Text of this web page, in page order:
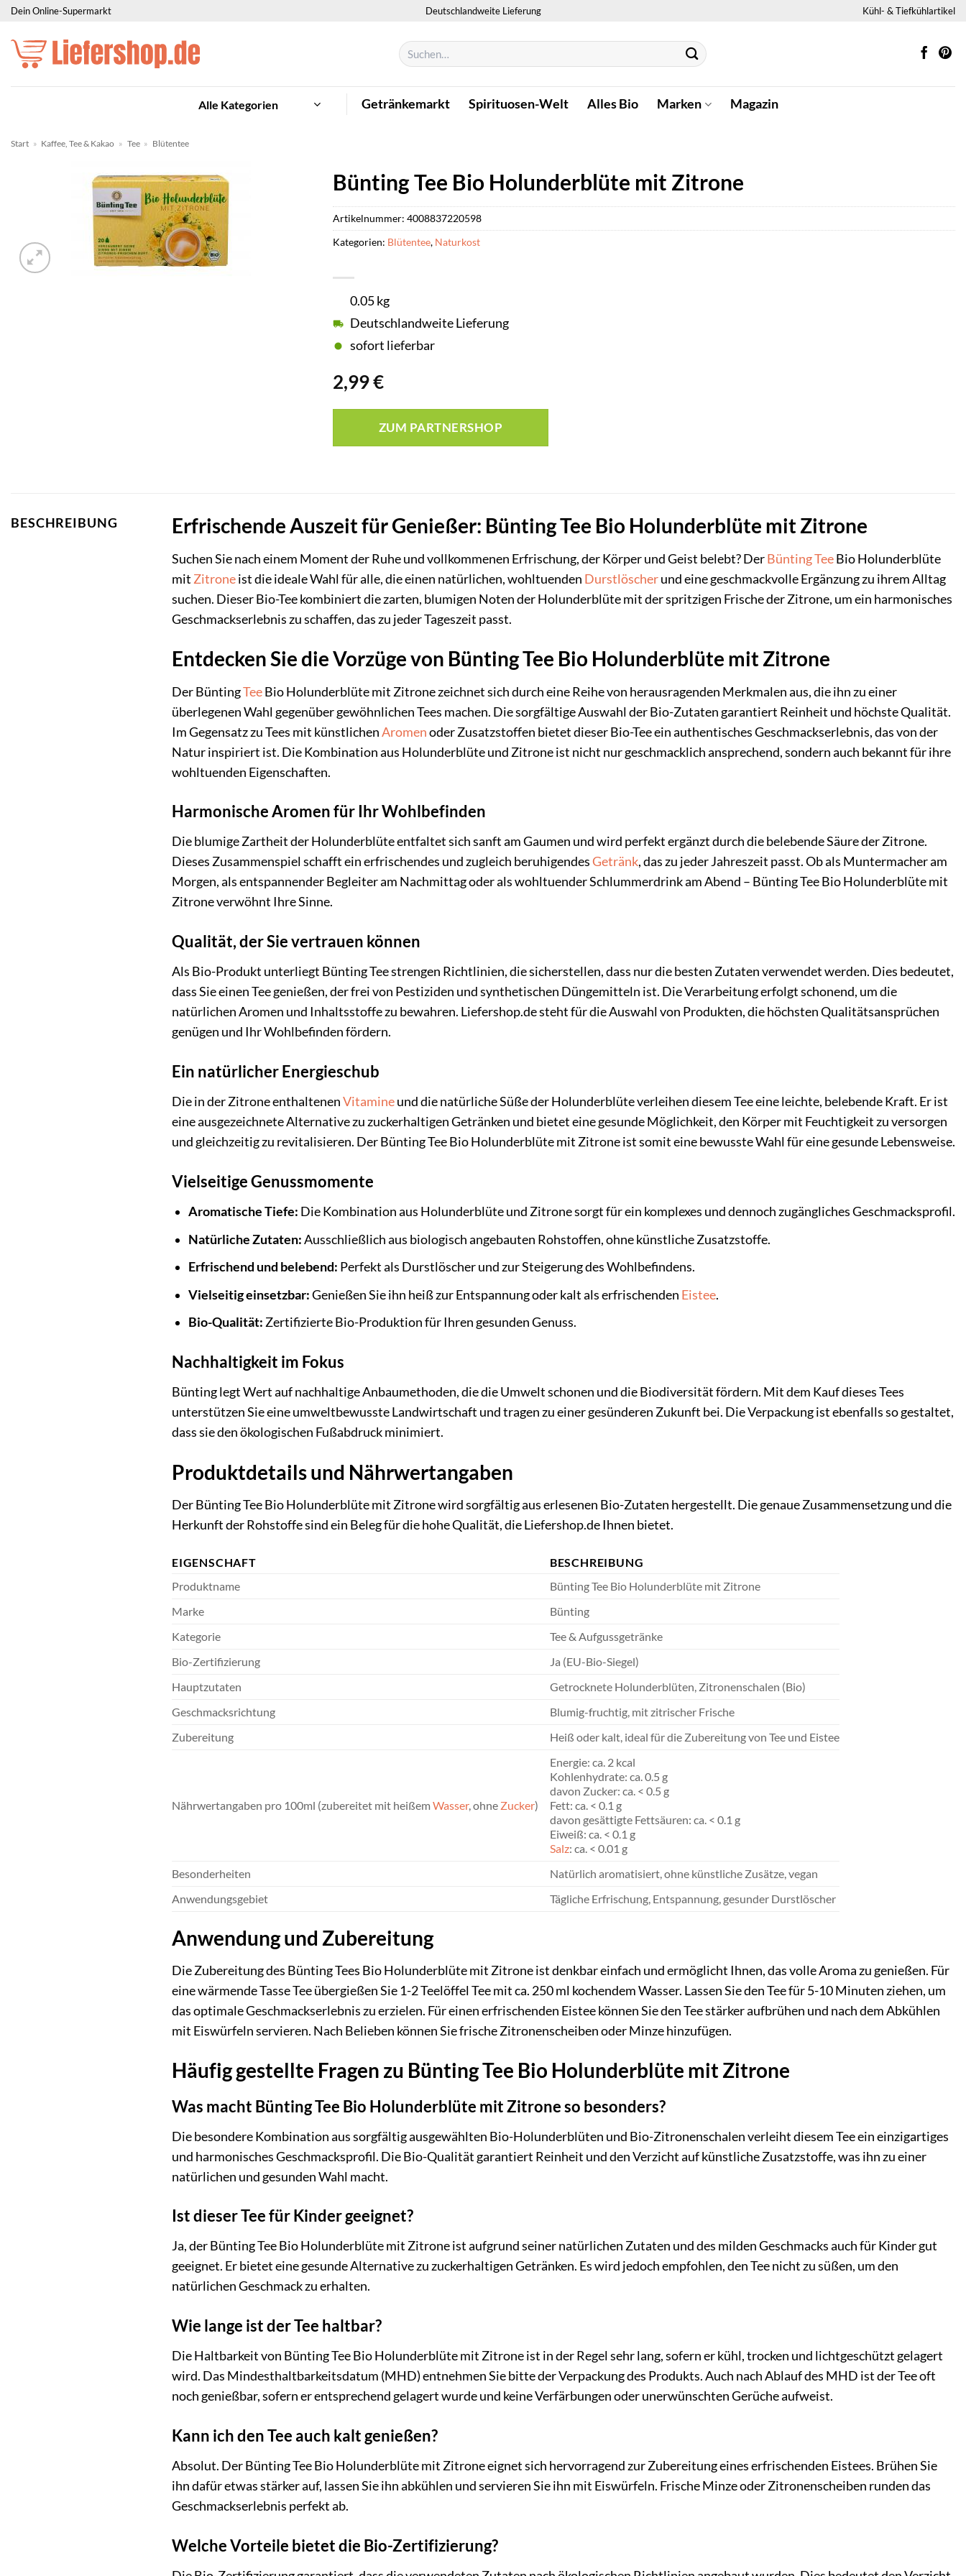
Zum
springen
Dein Online-Supermarkt Deutschlandweite Lieferung Kühl- & Tiefkühlartikel
Suchen
nach:
Alle Kategorien Getränkemarkt Spirituosen-Welt Alles Bio Marken Magazin
Start » Kaffee, Tee & Kakao » Tee » Blütentee
Bünting Tee Bio Holunderblüte mit Zitrone
2,99€
0.05 kg
Deutschlandweite Lieferung
sofort lieferbar
ZUM PARTNERSHOP
Artikelnummer: 4008837220598
Kategorien: Blütentee, Naturkost
BESCHREIBUNG Erfrischende Auszeit für Genießer: Bünting Tee Bio Holunderblüte mit Zitrone
Suchen Sie nach einem Moment der Ruhe und vollkommenen Erfrischung, der Körper und Geist belebt? DerBünting TeeBio Holunderblüte
mit Zitroneist die ideale Wahl für alle, die einen natürlichen, wohltuenden Durstlöscherund eine geschmackvolle Ergänzung zu ihrem Alltag
suchen. Dieser Bio-Tee kombiniert die zarten, blumigen Noten der Holunderblüte mit der spritzigen Frische der Zitrone, um ein harmonisches
Geschmackserlebnis zu schaffen, das zu jeder Tageszeit passt.
Entdecken Sie die Vorzüge von Bünting Tee Bio Holunderblüte mit Zitrone
Der BüntingTeeBio Holunderblüte mit Zitrone zeichnet sich durch eine Reihe von herausragenden Merkmalen aus, die ihn zu einer
überlegenen Wahl gegenüber gewöhnlichen Tees machen. Die sorgfältige Auswahl der Bio-Zutaten garantiert Reinheit und höchste Qualität.
Im Gegensatz zu Tees mit künstlichenAromenoder Zusatzstoffen bietet dieser Bio-Tee ein authentisches Geschmackserlebnis, das von der
Natur inspiriert ist. Die Kombination aus Holunderblüte und Zitrone ist nicht nur geschmacklich ansprechend, sondern auch bekannt für ihre
wohltuenden Eigenschaften.
Harmonische Aromen für Ihr Wohlbefinden
Die blumige Zartheit der Holunderblüte entfaltet sich sanft am Gaumen und wird perfekt ergänzt durch die belebende Säure der Zitrone.
Dieses Zusammenspiel schafft ein erfrischendes und zugleich beruhigendesGetränk, das zu jeder Jahreszeit passt. Ob als Muntermacher am
Morgen, als entspannender Begleiter am Nachmittag oder als wohltuender Schlummerdrink am Abend – Bünting Tee Bio Holunderblüte mit
Zitrone verwöhnt Ihre Sinne.
Qualität, der Sie vertrauen können
Als Bio-Produkt unterliegt Bünting Tee strengen Richtlinien, die sicherstellen, dass nur die besten Zutaten verwendet werden. Dies bedeutet,
dass Sie einen Tee genießen, der frei von Pestiziden und synthetischen Düngemitteln ist. Die Verarbeitung erfolgt schonend, um die
natürlichen Aromen und Inhaltsstoffe zu bewahren. Liefershop.de steht für die Auswahl von Produkten, die höchsten Qualitätsansprüchen
genügen und Ihr Wohlbefinden fördern.
Ein natürlicher Energieschub
Die in der Zitrone enthaltenenVitamineund die natürliche Süße der Holunderblüte verleihen diesem Tee eine leichte, belebende Kraft. Er ist
eine ausgezeichnete Alternative zu zuckerhaltigen Getränken und bietet eine gesunde Möglichkeit, den Körper mit Feuchtigkeit zu versorgen
und gleichzeitig zu revitalisieren. Der Bünting Tee Bio Holunderblüte mit Zitrone ist somit eine bewusste Wahl für eine gesunde Lebensweise.
Vielseitige Genussmomente
Aromatische Tiefe: Die Kombination aus Holunderblüte und Zitrone sorgt für ein komplexes und dennoch zugängliches Geschmacksprofil.
Natürliche Zutaten:Ausschließlich aus biologisch angebauten Rohstoffen, ohne künstliche Zusatzstoffe.
Erfrischend und belebend: Perfekt als Durstlöscher und zur Steigerung des Wohlbefindens.
Vielseitig einsetzbar:Genießen Sie ihn heiß zur Entspannung oder kalt als erfrischenden Eistee.
Bio-Qualität:Zertifizierte Bio-Produktion für Ihren gesunden Genuss.
Nachhaltigkeit im Fokus
Bünting legt Wert auf nachhaltige Anbaumethoden, die die Umwelt schonen und die Biodiversität fördern. Mit dem Kauf dieses Tees
unterstützen Sie eine umweltbewusste Landwirtschaft und tragen zu einer gesünderen Zukunft bei. Die Verpackung ist ebenfalls so gestaltet,
dass sie den ökologischen Fußabdruck minimiert.
Produktdetails und Nährwertangaben
Der Bünting Tee Bio Holunderblüte mit Zitrone wird sorgfältig aus erlesenen Bio-Zutaten hergestellt. Die genaue Zusammensetzung und die
Herkunft der Rohstoffe sind ein Beleg für die hohe Qualität, die Liefershop.de Ihnen bietet.
EIGENSCHAFT
BESCHREIBUNG
Produktname
Bünting Tee Bio Holunderblüte mit Zitrone
Marke
Bünting
Kategorie
Tee & Aufgussgetränke
Bio-Zertifizierung
Ja (EU-Bio-Siegel)
Hauptzutaten
Getrocknete Holunderblüten, Zitronenschalen (Bio)
Geschmacksrichtung
Blumig-fruchtig, mit zitrischer Frische
Zubereitung
Heiß oder kalt, ideal für die Zubereitung von Tee und Eistee
Nährwertangaben pro 100ml (zubereitet mit heißemWasser, ohne Zucker)
Energie: ca. 2 kcal
Kohlenhydrate: ca. 0.5 g
davon Zucker: ca. < 0.5 g
Fett: ca. < 0.1 g
davon gesättigte Fettsäuren: ca. < 0.1 g
Eiweiß: ca. < 0.1 g
Salz: ca. < 0.01 g
Besonderheiten
Natürlich aromatisiert, ohne künstliche Zusätze, vegan
Anwendungsgebiet
Tägliche Erfrischung, Entspannung, gesunder Durstlöscher
Anwendung und Zubereitung
Die Zubereitung des Bünting Tees Bio Holunderblüte mit Zitrone ist denkbar einfach und ermöglicht Ihnen, das volle Aroma zu genießen. Für
eine wärmende Tasse Tee übergießen Sie 1-2 Teelöffel Tee mit ca. 250 ml kochendem Wasser. Lassen Sie den Tee für 5-10 Minuten ziehen, um
das optimale Geschmackserlebnis zu erzielen. Für einen erfrischenden Eistee können Sie den Tee stärker aufbrühen und nach dem Abkühlen
mit Eiswürfeln servieren. Nach Belieben können Sie frische Zitronenscheiben oder Minze hinzufügen.
Häufig gestellte Fragen zu Bünting Tee Bio Holunderblüte mit Zitrone
Was macht Bünting Tee Bio Holunderblüte mit Zitrone so besonders?
Die besondere Kombination aus sorgfältig ausgewählten Bio-Holunderblüten und Bio-Zitronenschalen verleiht diesem Tee ein einzigartiges
und harmonisches Geschmacksprofil. Die Bio-Qualität garantiert Reinheit und den Verzicht auf künstliche Zusatzstoffe, was ihn zu einer
natürlichen und gesunden Wahl macht.
Ist dieser Tee für Kinder geeignet?
Ja, der Bünting Tee Bio Holunderblüte mit Zitrone ist aufgrund seiner natürlichen Zutaten und des milden Geschmacks auch für Kinder gut
geeignet. Er bietet eine gesunde Alternative zu zuckerhaltigen Getränken. Es wird jedoch empfohlen, den Tee nicht zu süßen, um den
natürlichen Geschmack zu erhalten.
Wie lange ist der Tee haltbar?
Die Haltbarkeit von Bünting Tee Bio Holunderblüte mit Zitrone ist in der Regel sehr lang, sofern er kühl, trocken und lichtgeschützt gelagert
wird. Das Mindesthaltbarkeitsdatum (MHD) entnehmen Sie bitte der Verpackung des Produkts. Auch nach Ablauf des MHD ist der Tee oft
noch genießbar, sofern er entsprechend gelagert wurde und keine Verfärbungen oder unerwünschten Gerüche aufweist.
Kann ich den Tee auch kalt genießen?
Absolut. Der Bünting Tee Bio Holunderblüte mit Zitrone eignet sich hervorragend zur Zubereitung eines erfrischenden Eistees. Brühen Sie
ihn dafür etwas stärker auf, lassen Sie ihn abkühlen und servieren Sie ihn mit Eiswürfeln. Frische Minze oder Zitronenscheiben runden das
Geschmackserlebnis perfekt ab.
Welche Vorteile bietet die Bio-Zertifizierung?